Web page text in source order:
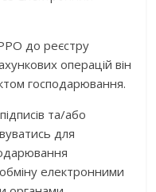
до реєстру
операцій він
господарювання.
та/або
для
електронними